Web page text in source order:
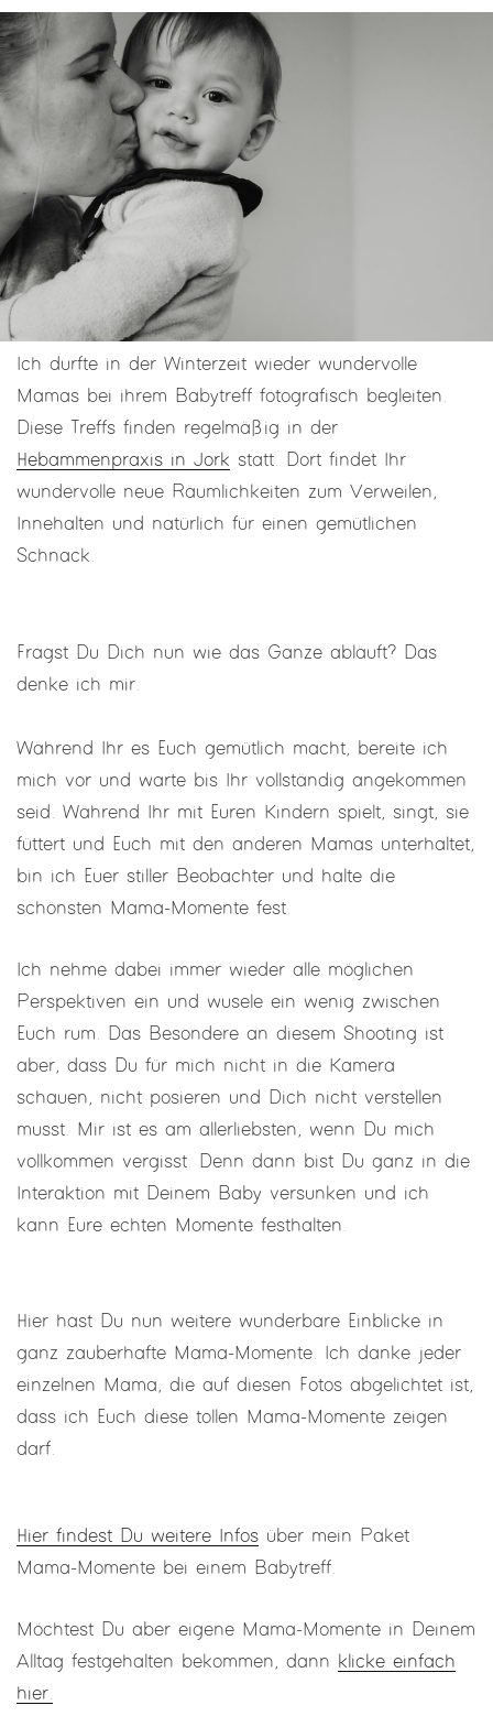
Ich durfte in der Winterzeit wieder wundervolle
Mamas bei ihrem Babytreff fotografisch begleiten.
Diese Treffs finden regelmäßig in der
Hebammenpraxis in Jork statt. Dort findet Ihr
wundervolle neue Räumlichkeiten zum Verweilen,
Innehalten und natürlich für einen gemütlichen
Schnack.
Fragst Du Dich nun wie das Ganze abläuft? Das
denke ich mir.
Während Ihr es Euch gemütlich macht, bereite ich
mich vor und warte bis Ihr vollständig angekommen
seid. Während Ihr mit Euren Kindern spielt, singt, sie
füttert und Euch mit den anderen Mamas unterhaltet,
bin ich Euer stiller Beobachter und halte die
schönsten Mama-Momente fest.
Ich nehme dabei immer wieder alle möglichen
Perspektiven ein und wusele ein wenig zwischen
Euch rum. Das Besondere an diesem Shooting ist
aber, dass Du für mich nicht in die Kamera
schauen, nicht posieren und Dich nicht verstellen
musst. Mir ist es am allerliebsten, wenn Du mich
vollkommen vergisst. Denn dann bist Du ganz in die
Interaktion mit Deinem Baby versunken und ich
kann Eure echten Momente festhalten.
Hier hast Du nun weitere wunderbare Einblicke in
ganz zauberhafte Mama-Momente. Ich danke jeder
einzelnen Mama, die auf diesen Fotos abgelichtet ist,
dass ich Euch diese tollen Mama-Momente zeigen
darf.
Hier findest Du weitere Infos über mein Paket
Mama-Momente bei einem Babytreff.
Möchtest Du aber eigene Mama-Momente in Deinem
Alltag festgehalten bekommen, dann klicke einfach
hier.